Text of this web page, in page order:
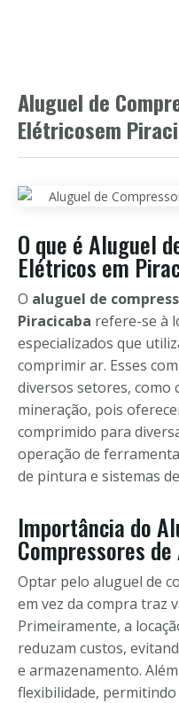
Aluguel de
Elétricosem
O que é Aluguel
Elétricos em
O aluguel de
Piracicaba refere-se à
especializados que
comprimir ar. Esses
diversos setores, como
mineração, pois
comprimido para
operação de
de pintura e sistemas
Importância do
Compressores
Optar pelo aluguel de
em vez da compra traz
Primeiramente, a
reduzam custos,
e armazenamento.
flexibilidade,